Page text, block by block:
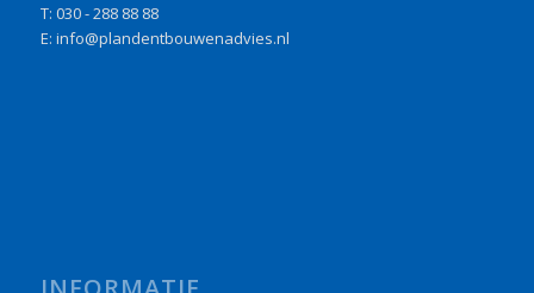
T: 030 - 288 88 88
E: info@plandentbouwenadvies.nl